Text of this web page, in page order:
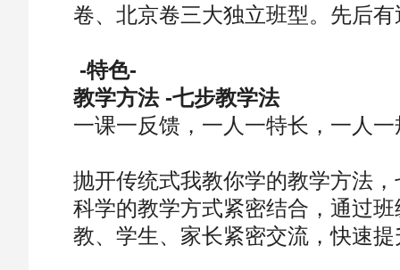
卷、北京卷三大独立班型。先后
-特色-
教学方法 -七步教学法
一课一反馈，一人一特长，一人一
抛开传统式我教你学的教学方法
科学的教学方式紧密结合，通过
教、学生、家长紧密交流，快速